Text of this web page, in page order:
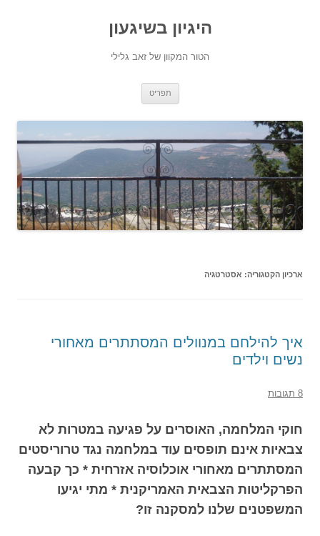
היגיון בשיגעון
הטור המקוון של זאב גלילי
תפריט
ארכיון הקטגוריה: אסטרטגיה
איך להילחם במנוולים המסתתרים מאחורי
נשים וילדים
8 תגובות
חוקי המלחמה, האוסרים על פגיעה במטרות לא
צבאיות אינם תופסים עוד במלחמה נגד טרוריסטים
המסתתרים מאחורי אוכלוסיה אזרחית * כך קבעה
הפרקליטות הצבאית האמריקנית * מתי יגיעו
המשפטנים שלנו למסקנה זו?